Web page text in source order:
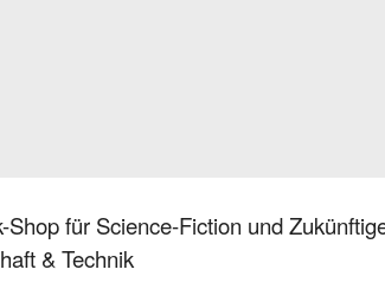
für Science-Fiction und
& Technik